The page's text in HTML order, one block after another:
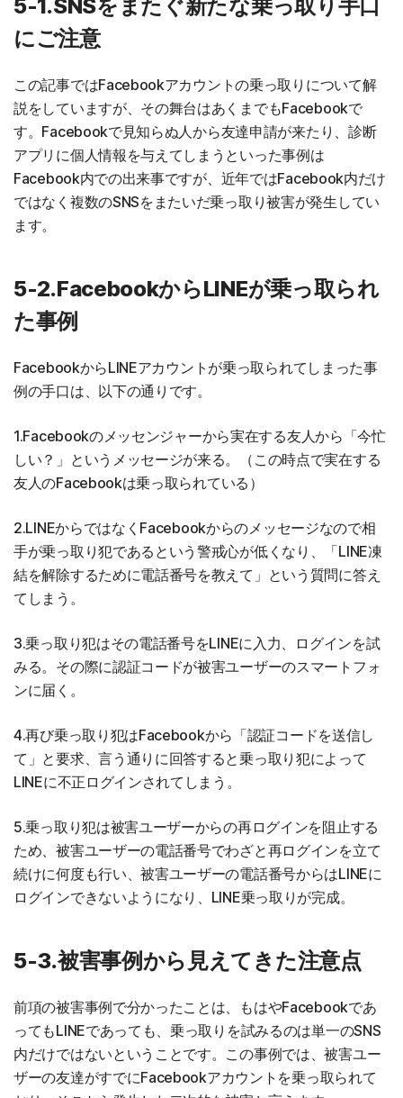
5-1.SNSをまたぐ新たな乗っ取り手口
にご注意
この記事ではFacebookアカウントの乗っ取りについて解
説をしていますが、その舞台はあくまでもFacebookで
す。Facebookで見知らぬ人から友達申請が来たり、診断
アプリに個人情報を与えてしまうといった事例は
Facebook内での出来事ですが、近年ではFacebook内だけ
ではなく複数のSNSをまたいだ乗っ取り被害が発生してい
ます。
5-2.FacebookからLINEが乗っ取られ
た事例
FacebookからLINEアカウントが乗っ取られてしまった事
例の手口は、以下の通りです。
1.Facebookのメッセンジャーから実在する友人から「今忙
しい？」というメッセージが来る。（この時点で実在する
友人のFacebookは乗っ取られている）
2.LINEからではなくFacebookからのメッセージなので相
手が乗っ取り犯であるという警戒心が低くなり、「LINE凍
結を解除するために電話番号を教えて」という質問に答え
てしまう。
3.乗っ取り犯はその電話番号をLINEに入力、ログインを試
みる。その際に認証コードが被害ユーザーのスマートフォ
ンに届く。
4.再び乗っ取り犯はFacebookから「認証コードを送信し
て」と要求、言う通りに回答すると乗っ取り犯によって
LINEに不正ログインされてしまう。
5.乗っ取り犯は被害ユーザーからの再ログインを阻止する
ため、被害ユーザーの電話番号でわざと再ログインを立て
続けに何度も行い、被害ユーザーの電話番号からはLINEに
ログインできないようになり、LINE乗っ取りが完成。
5-3.被害事例から見えてきた注意点
前項の被害事例で分かったことは、もはやFacebookであ
ってもLINEであっても、乗っ取りを試みるのは単一のSNS
内だけではないということです。この事例では、被害ユー
ザーの友達がすでにFacebookアカウントを乗っ取られて